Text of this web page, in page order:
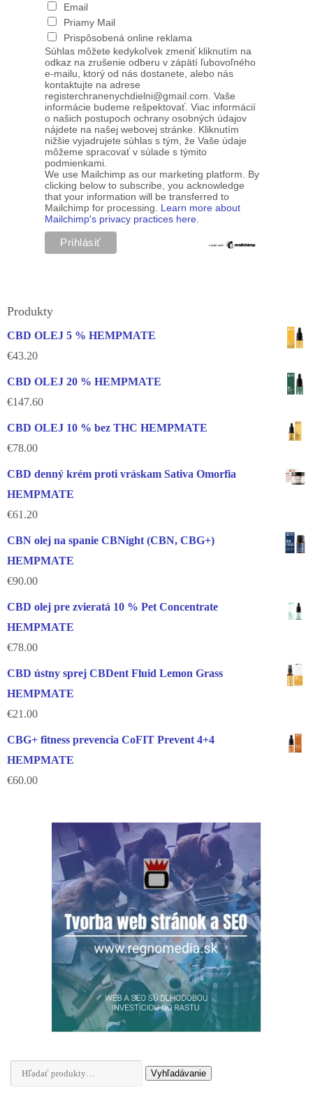
Email
Priamy Mail
Prispôsobená online reklama
Súhlas môžete kedykoľvek zmeniť kliknutím na
odkaz na zrušenie odberu v zápätí ľubovoľného
e-mailu, ktorý od nás dostanete, alebo nás
kontaktujte na adrese
registerchranenychdielni@gmail.com. Vaše
informácie budeme rešpektovať. Viac informácií
o našich postupoch ochrany osobných údajov
nájdete na našej webovej stránke. Kliknutím
nižšie vyjadrujete súhlas s tým, že Vaše údaje
môžeme spracovať v súlade s týmito
podmienkami.
We use Mailchimp as our marketing platform. By
clicking below to subscribe, you acknowledge
that your information will be transferred to
Mailchimp for processing. Learn more about
Mailchimp's privacy practices here.
Produkty
CBD OLEJ 5 % HEMPMATE
€43.20
CBD OLEJ 20 % HEMPMATE
€147.60
CBD OLEJ 10 % bez THC HEMPMATE
€78.00
CBD denný krém proti vráskam Sativa Omorfia
HEMPMATE
€61.20
CBN olej na spanie CBNight (CBN, CBG+)
HEMPMATE
€90.00
CBD olej pre zvieratá 10 % Pet Concentrate
HEMPMATE
€78.00
CBD ústny sprej CBDent Fluid Lemon Grass
HEMPMATE
€21.00
CBG+ fitness prevencia CoFIT Prevent 4+4
HEMPMATE
€60.00
Hľadať: Vyhľadávanie